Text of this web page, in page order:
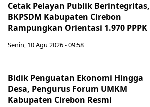
Cetak Pelayan Publik Berintegritas,
BKPSDM Kabupaten Cirebon
Rampungkan Orientasi 1.970 PPPK
Senin, 10 Agu 2026 - 09:58
Bidik Penguatan Ekonomi Hingga
Desa, Pengurus Forum UMKM
Kabupaten Cirebon Resmi